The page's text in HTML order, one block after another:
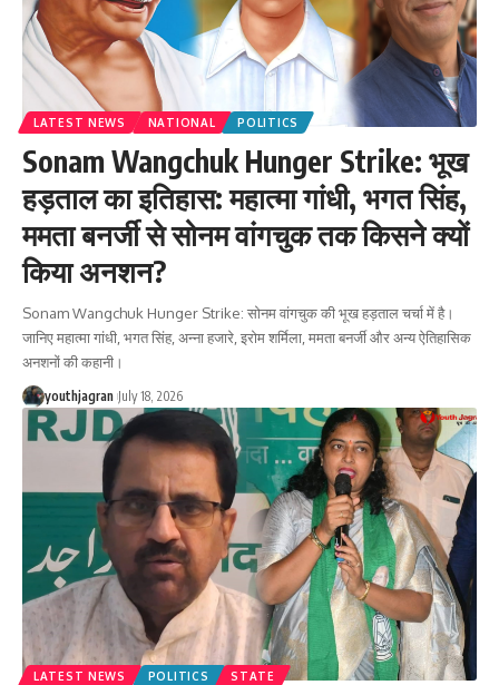
LATEST NEWS NATIONAL POLITICS
Sonam Wangchuk Hunger Strike: भूख
हड़ताल का इतिहास: महात्मा गांधी, भगत सिंह,
ममता बनर्जी से सोनम वांगचुक तक किसने क्यों
किया अनशन?
Sonam Wangchuk Hunger Strike: सोनम वांगचुक की भूख हड़ताल चर्चा में है।
जानिए महात्मा गांधी, भगत सिंह, अन्ना हजारे, इरोम शर्मिला, ममता बनर्जी और अन्य ऐतिहासिक
अनशनों की कहानी।
youthjagran July 18, 2026
LATEST NEWS POLITICS STATE